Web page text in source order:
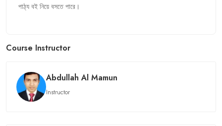
পাঠ্য বই নিয়ে বসতে পারে।
Course Instructor
Abdullah Al Mamun
Instructor